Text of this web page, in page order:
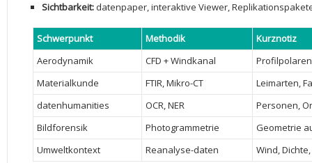
Sichtbarkeit: datenpaper, interaktive⁣ Viewer,⁣
Schwerpunkt Methodik
Kurznotiz
Aerodynamik
CFD + ⁣Windkanal
Materialkunde
FTIR, Mikro-CT
Leimarten,
datenhumanities
OCR,⁤ NER
Personen,
Bildforensik
Photogrammetrie
Geometrie‌
Umweltkontext
Reanalyse-daten Wind,